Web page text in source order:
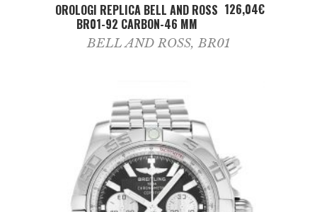
ADD TO CART
OROLOGI REPLICA BELL AND ROSS
BR01-92 CARBON-46 MM
126,04€
BELL AND ROSS,BR01